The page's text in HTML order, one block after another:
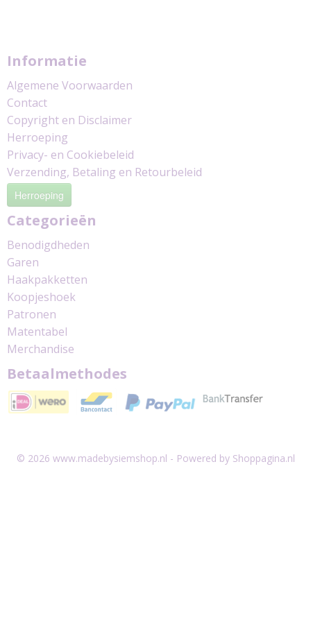
Informatie
Algemene Voorwaarden
Contact
Copyright en Disclaimer
Herroeping
Privacy- en Cookiebeleid
Verzending, Betaling en Retourbeleid
Herroeping
Categorieën
Benodigdheden
Garen
Haakpakketten
Koopjeshoek
Patronen
Matentabel
Merchandise
Betaalmethodes
© 2026 www.madebysiemshop.nl - Powered by Shoppagina.nl